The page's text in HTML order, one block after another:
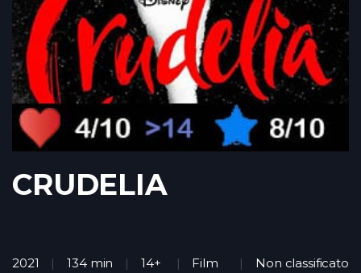
CRUDELIA
2021 134 min 14+ Film
Non classificato